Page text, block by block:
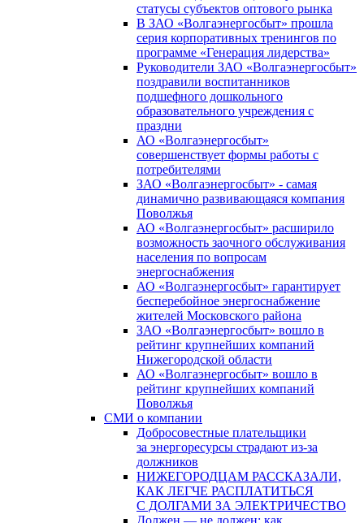
статусы субъектов оптового рынка
В ЗАО «Волгаэнергосбыт» прошла
серия корпоративных тренингов по
программе «Генерация лидерства»
Руководители ЗАО «Волгаэнергосбыт»
поздравили воспитанников
подшефного дошкольного
образовательного учреждения с
праздни
АО «Волгаэнергосбыт»
совершенствует формы работы с
потребителями
ЗАО «Волгаэнергосбыт» - самая
динамично развивающаяся компания
Поволжья
АО «Волгаэнергосбыт» расширило
возможность заочного обслуживания
населения по вопросам
энергоснабжения
АО «Волгаэнергосбыт» гарантирует
бесперебойное энергоснабжение
жителей Московского района
ЗАО «Волгаэнергосбыт» вошло в
рейтинг крупнейших компаний
Нижегородской области
АО «Волгаэнергосбыт» вошло в
рейтинг крупнейших компаний
Поволжья
СМИ о компании
Добросовестные плательщики
за энергоресурсы страдают из-за
должников
НИЖЕГОРОДЦАМ РАССКАЗАЛИ,
КАК ЛЕГЧЕ РАСПЛАТИТЬСЯ
С ДОЛГАМИ ЗА ЭЛЕКТРИЧЕСТВО